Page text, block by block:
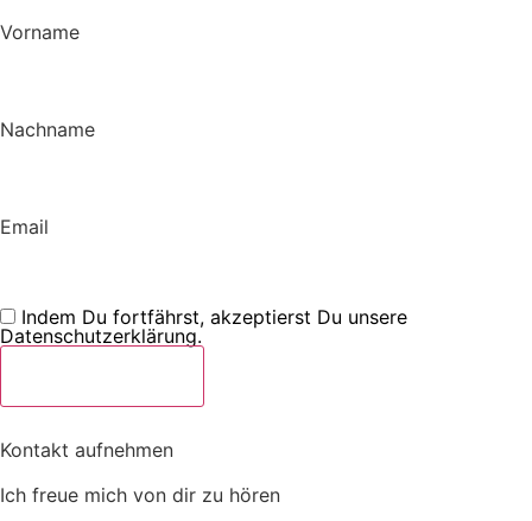
Vorname
Nachname
Email
Indem Du fortfährst, akzeptierst Du unsere
Datenschutzerklärung.
Kontakt aufnehmen
Ich freue mich von dir zu hören